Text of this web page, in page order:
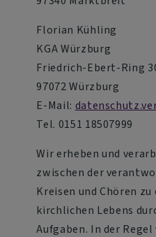
Florian Kühling
KGA Würzburg
Friedrich-Ebert-Ring
97072 Würzburg
E-Mail:
Tel. 0151 18507999
Wir erheben und
zwischen der
Kreisen und Chören
kirchlichen Lebens
Aufgaben. In der